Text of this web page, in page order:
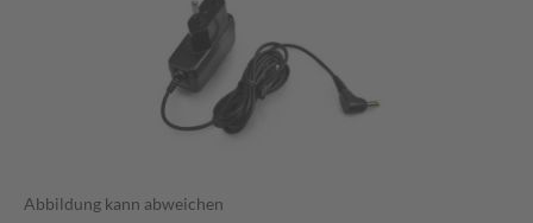
Abbildung kann abweichen